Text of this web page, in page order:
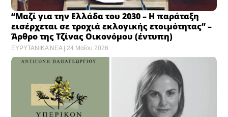
“Μαζί για την Ελλάδα του 2030 – Η παράταξη
εισέρχεται σε τροχιά εκλογικής ετοιμότητας” –
Άρθρο της Τζίνας Οικονόμου (έντυπη)
ΕΥΡΥΤΑΝΙΚΑ ΝΕΑ 24 Μαΐου 2026